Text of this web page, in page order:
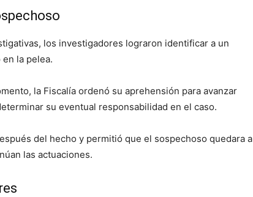
los investigadores lograron identificar a un
la pelea.
la Fiscalía ordenó su aprehensión para avanzar
su eventual responsabilidad en el caso.
del hecho y permitió que el sospechoso quedara a
las actuaciones.